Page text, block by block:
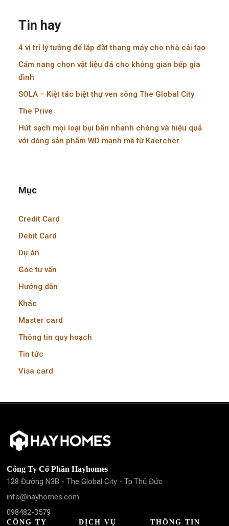
Tin hay
4 vị trí lý tưởng để lắp đặt thang máy cho nhà cải tạo
Cẩm nang chọn vật liệu đá cho không gian bếp gia
đình
SOLA – Kiệt tác biệt thự ven sông The Global City
The Prive
Hút sạch mọi loại bụi bẩn nhanh chóng và hiệu quả
với dòng sản phẩm WD mạnh mẽ từ Kaercher
Mục
Credit Card
Debit Card
Dự án
Góc tư vấn
Hướng dẫn
Khác
Master card
Thông tin quy hoạch
Tin tức
Visa card
Công Ty Cổ Phần Hayhomes
128 Đường N3B - The Global City - Tp.Thủ Đức
info@hayhomes.com
098482-3579
CÔNG TY DỊCH VỤ THÔNG TIN